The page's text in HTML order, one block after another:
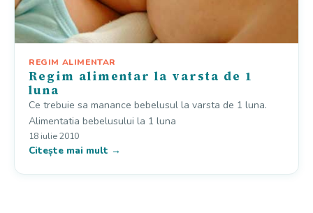
REGIM ALIMENTAR
Regim alimentar la varsta de 1
luna
Ce trebuie sa manance bebelusul la varsta de 1 luna.
Alimentatia bebelusului la 1 luna
18 iulie 2010
Citește mai mult →